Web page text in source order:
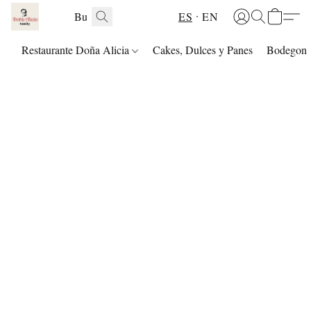
ES EN
Restaurante Doña Alicia Cakes, Dulces y Panes Bodegon